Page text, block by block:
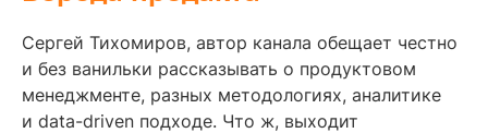
Сергей Тихомиров, автор канала обещает честно
и без ванильки рассказывать о продуктовом
менеджменте, разных методологиях, аналитике
и data-driven подходе. Что ж, выходит